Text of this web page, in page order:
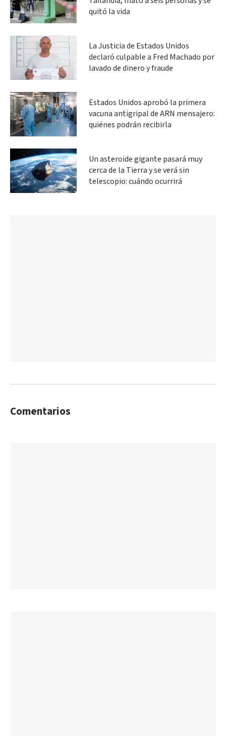
quitó la vida
La Justicia de Estados Unidos
declaró culpable a Fred Machado por
lavado de dinero y fraude
Estados Unidos aprobó la primera
vacuna antigripal de ARN mensajero:
quiénes podrán recibirla
Un asteroide gigante pasará muy
cerca de la Tierra y se verá sin
telescopio: cuándo ocurrirá
Comentarios